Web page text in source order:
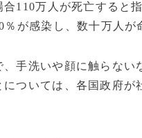
合110万人が死亡すると
％が感染し、数十万人が
手洗いや顔に触らない
については、各国政府が